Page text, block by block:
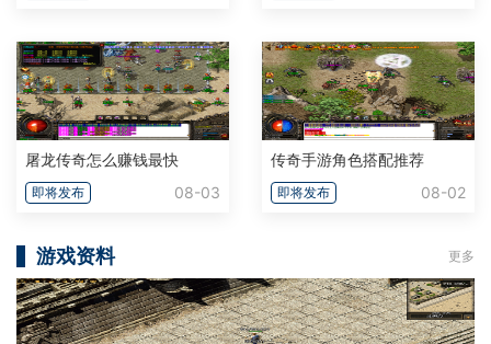
屠龙传奇怎么赚钱最快
即将发布 08-03
传奇手游角色搭配推荐
即将发布 08-02
游戏资料 更多